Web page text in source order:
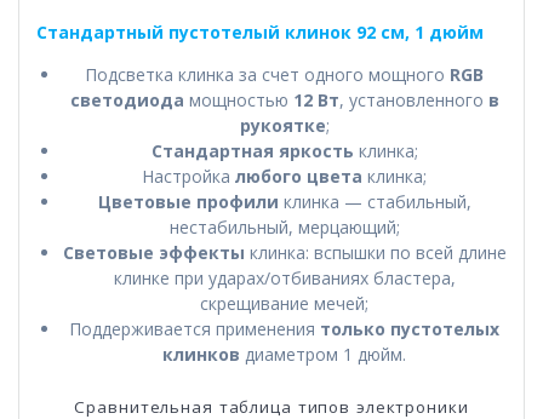
Стандартный пустотелый клинок 92 см, 1 дюйм
Подсветка клинка за счет одного мощного RGB
светодиода мощностью 12 Вт, установленного в
рукоятке;
Стандартная яркость клинка;
Настройка любого цвета клинка;
Цветовые профили клинка — стабильный,
нестабильный, мерцающий;
Световые эффекты клинка: вспышки по всей длине
клинке при ударах/отбиваниях бластера,
скрещивание мечей;
Поддерживается применения только пустотелых
клинков диаметром 1 дюйм.
Сравнительная таблица типов электроники